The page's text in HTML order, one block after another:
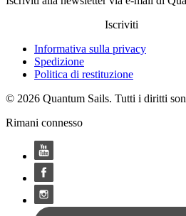
Iscriviti
Informativa sulla privacy
Spedizione
Politica di restituzione
© 2026 Quantum Sails. Tutti i diritti
Rimani connesso